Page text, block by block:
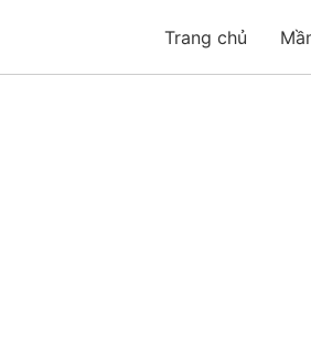
Trang chủ